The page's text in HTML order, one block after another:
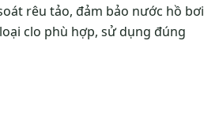
rêu tảo, đảm bảo nước hồ bơi
clo phù hợp, sử dụng đúng